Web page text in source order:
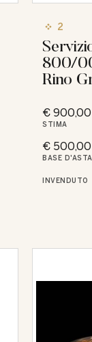
2
800/
Rino
€
STIMA
€ 500,00
BASE D'ASTA
INVENDUTO